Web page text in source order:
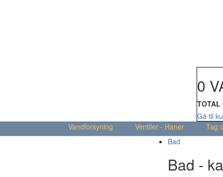
0
TOTAL
Gå til
Vandforsyning
Ventiler - Haner Tag
Bad
Bad -